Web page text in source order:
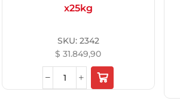
x25kg
SKU: 2342
$ 31.849,90